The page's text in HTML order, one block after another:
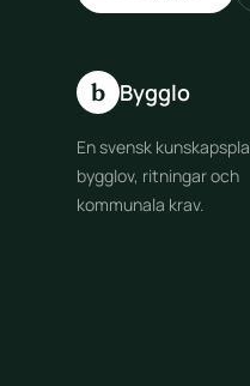
b Bygglo
En svensk
bygglov, ritningar och
kommunala krav.